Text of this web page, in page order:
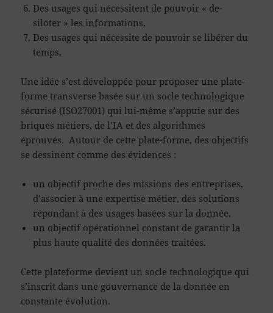
Des usages qui nécessitent de pouvoir « de-
siloter » les informations,
Des usages qui nécessite de pouvoir se libérer du
temps,
Une idée s’est développée pour proposer une plate-
forme transverse basée sur un socle technologique
sécurisé (ISO27001) qui lui-même s’appuie sur des
briques métiers, de l’IA et des algorithmes
éprouvés. Autour de cette plate-forme, des objectifs
se dessinent comme des évidences :
un objectif proche des missions des entreprises,
d’associer à une expertise métier, des solutions
répondant à des usages basées sur la donnée,
un objectif opérationnel constant de garantir la
plus haute qualité des données traitées.
Cette plateforme devient un socle technologique qui
s’inscrit dans une gouvernance de la donnée en
constante évolution.